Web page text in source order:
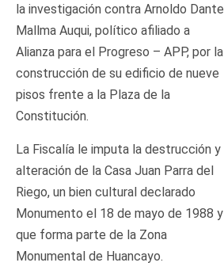
la investigación contra Arnoldo Dante
Mallma Auqui, político afiliado a
Alianza para el Progreso – APP, por la
construcción de su edificio de nueve
pisos frente a la Plaza de la
Constitución.
La Fiscalía le imputa la destrucción y
alteración de la Casa Juan Parra del
Riego, un bien cultural declarado
Monumento el 18 de mayo de 1988 y
que forma parte de la Zona
Monumental de Huancayo.